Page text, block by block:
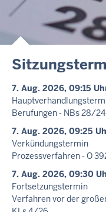
7. Aug. 2026, 09:15
Berufungen - NBs 28/24
7. Aug. 2026, 09:25
Verkündungstermin
Prozessverfahren - O
7. Aug. 2026, 09:30
Fortsetzungstermin
Verfahren vor der